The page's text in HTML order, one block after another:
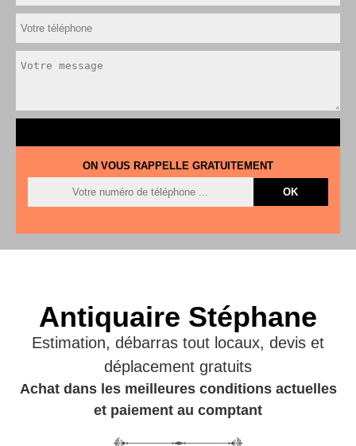
ON VOUS RAPPELLE GRATUITEMENT
Antiquaire Stéphane
Estimation, débarras tout locaux, devis et
déplacement gratuits
Achat dans les meilleures conditions actuelles
et paiement au comptant